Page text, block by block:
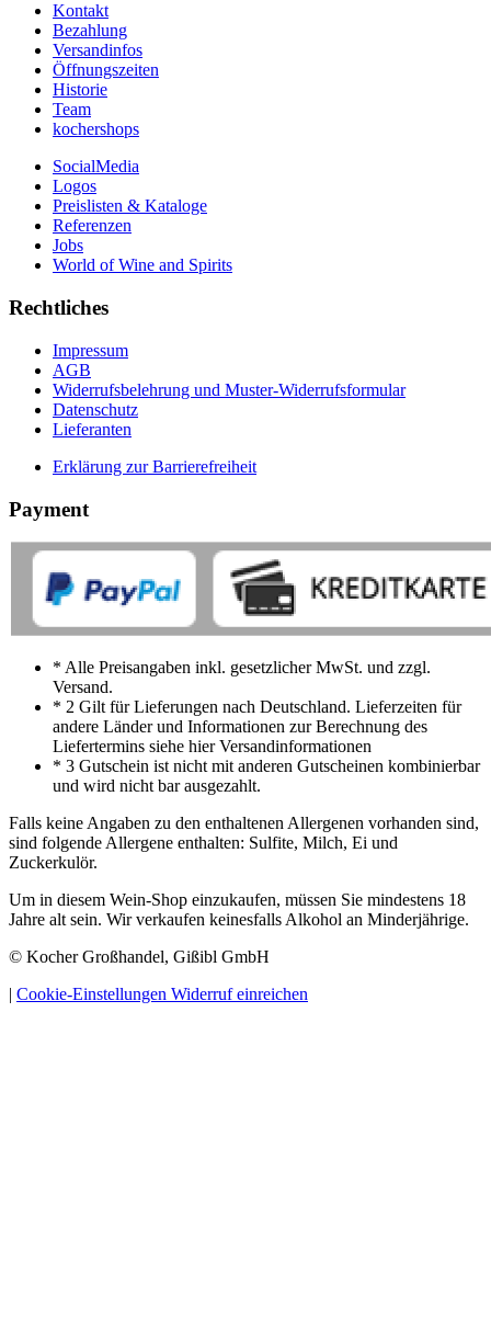
Kontakt
Bezahlung
Versandinfos
Öffnungszeiten
Historie
Team
kochershops
SocialMedia
Logos
Preislisten & Kataloge
Referenzen
Jobs
World of Wine and Spirits
Rechtliches
Impressum
AGB
Widerrufsbelehrung und Muster-Widerrufsformular
Datenschutz
Lieferanten
Erklärung zur Barrierefreiheit
Payment
* Alle Preisangaben inkl. gesetzlicher MwSt. und zzgl.
Versand.
* 2 Gilt für Lieferungen nach Deutschland. Lieferzeiten für
andere Länder und Informationen zur Berechnung des
Liefertermins siehe hier Versandinformationen
* 3 Gutschein ist nicht mit anderen Gutscheinen kombinierbar
und wird nicht bar ausgezahlt.
Falls keine Angaben zu den enthaltenen Allergenen vorhanden sind,
sind folgende Allergene enthalten: Sulfite, Milch, Ei und
Zuckerkulör.
Um in diesem Wein-Shop einzukaufen, müssen Sie mindestens 18
Jahre alt sein. Wir verkaufen keinesfalls Alkohol an Minderjährige.
© Kocher Großhandel, Gißibl GmbH
| Cookie-Einstellungen Widerruf einreichen